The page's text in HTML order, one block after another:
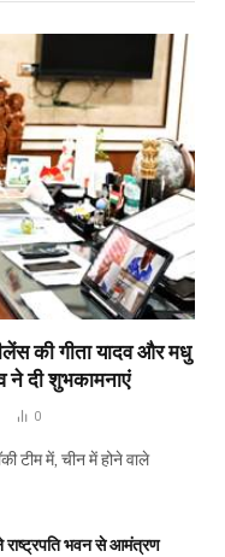
की गीता यादव और मधु
ने दी शुभकामनाएं
0
टीम में, चीन में होने वाले
राष्ट्रपति भवन से आमंत्रण